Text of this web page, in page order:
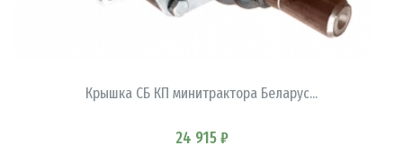
Крышка СБ КП минитрактора Беларус...
24 915 ₽